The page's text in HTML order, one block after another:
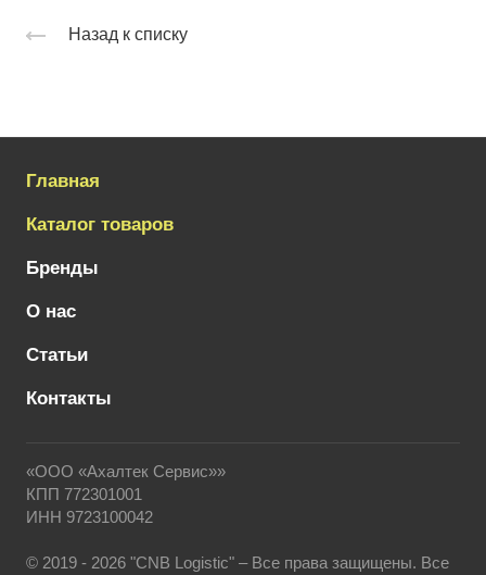
Назад к списку
Главная
Каталог товаров
Бренды
О нас
Статьи
Контакты
«ООО «Ахалтек Сервис»»
КПП 772301001
ИНН 9723100042
© 2019 - 2026 "CNB Logistic" – Все права защищены. Все